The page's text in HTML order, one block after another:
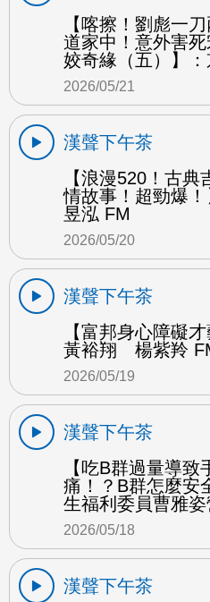
【喀擦！劉彪一
道家中！意外害
姣奇緣（五）】
2026/05/21
漢聲下午茶
【浪漫520！古
情故事！超勁爆
昱泓 FM
2026/05/20
漢聲下午茶
【富邦身心障礙
黃裕翔 楊紫羚
2026/05/19
漢聲下午茶
【吃B群過量導
痛！？B群怎麼安
生福利委員曹雅
2026/05/18
漢聲下午茶